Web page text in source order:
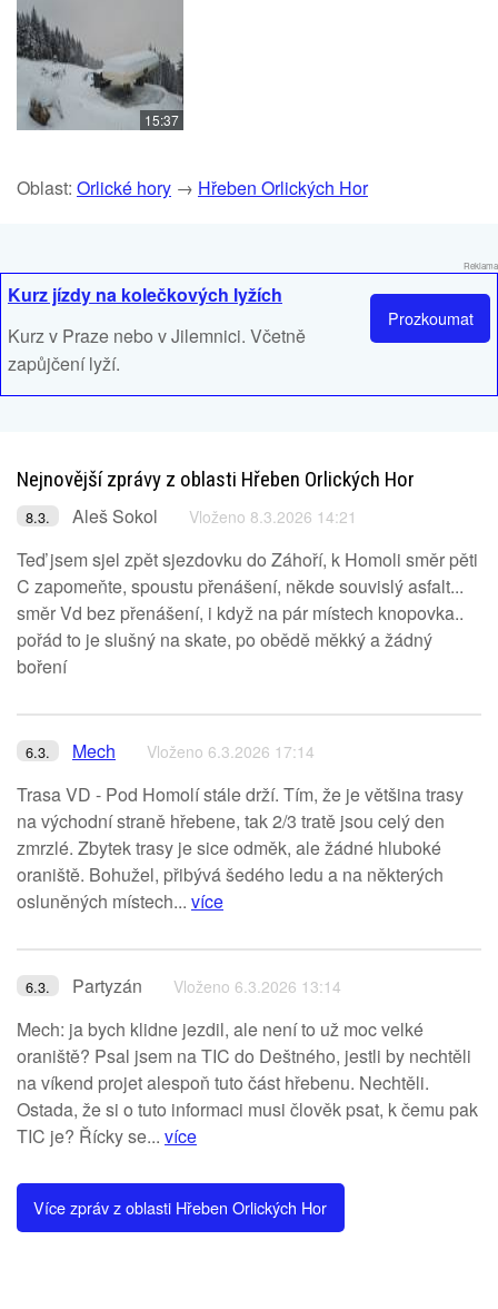
15:37
Oblast: Orlické hory → Hřeben Orlických Hor
Reklama
Prozkoumat
Kurz jízdy na kolečkových lyžích
Kurz v Praze nebo v Jilemnici. Včetně
zapůjčení lyží.
Nejnovější zprávy z oblasti Hřeben Orlických Hor
8.3. Aleš Sokol Vloženo 8.3.2026 14:21
Teď jsem sjel zpět sjezdovku do Záhoří, k Homoli směr pěti
C zapomeňte, spoustu přenášení, někde souvislý asfalt...
směr Vd bez přenášení, i když na pár místech knopovka..
pořád to je slušný na skate, po obědě měkký a žádný
boření
6.3. Mech Vloženo 6.3.2026 17:14
Trasa VD - Pod Homolí stále drží. Tím, že je většina trasy
na východní straně hřebene, tak 2/3 tratě jsou celý den
zmrzlé. Zbytek trasy je sice odměk, ale žádné hluboké
oraniště. Bohužel, přibývá šedého ledu a na některých
osluněných místech... více
6.3. Partyzán Vloženo 6.3.2026 13:14
Mech: ja bych klidne jezdil, ale není to už moc velké
oraniště? Psal jsem na TIC do Deštného, jestli by nechtěli
na víkend projet alespoň tuto část hřebenu. Nechtěli.
Ostada, že si o tuto informaci musi člověk psat, k čemu pak
TIC je? Řícky se... více
Více zpráv z oblasti Hřeben Orlických Hor